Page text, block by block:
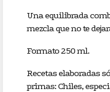
Una equilibrada
mezcla que no te
Formato 250 ml.
Recetas elaboradas
primas: Chiles,